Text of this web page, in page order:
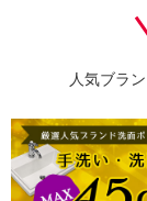
人気ブラ